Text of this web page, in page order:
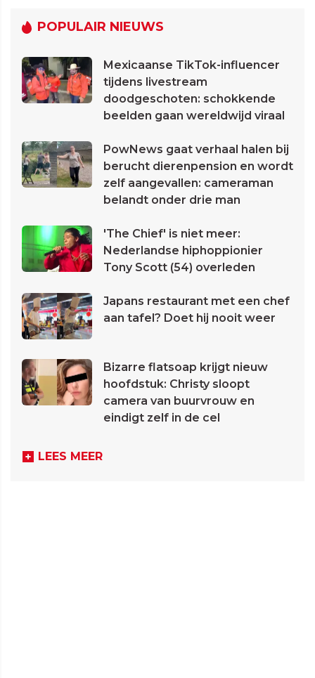
POPULAIR NIEUWS
Mexicaanse TikTok-influencer
tijdens livestream
doodgeschoten: schokkende
beelden gaan wereldwijd viraal
PowNews gaat verhaal halen bij
berucht dierenpension en wordt
zelf aangevallen: cameraman
belandt onder drie man
'The Chief' is niet meer:
Nederlandse hiphoppionier
Tony Scott (54) overleden
Japans restaurant met een chef
aan tafel? Doet hij nooit weer
Bizarre flatsoap krijgt nieuw
hoofdstuk: Christy sloopt
camera van buurvrouw en
eindigt zelf in de cel
LEES MEER